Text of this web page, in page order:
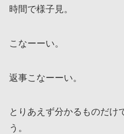
時間で様子見。
こなーーい。
返事こなーーい。
とりあえず分かるものだけ
う。